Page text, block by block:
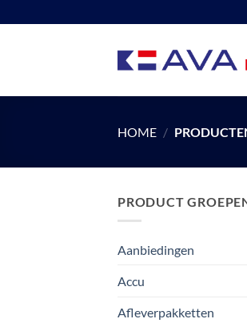
naar
HOME /
PRODUCT
Aanbiedingen
Accu
Afleverpakketten